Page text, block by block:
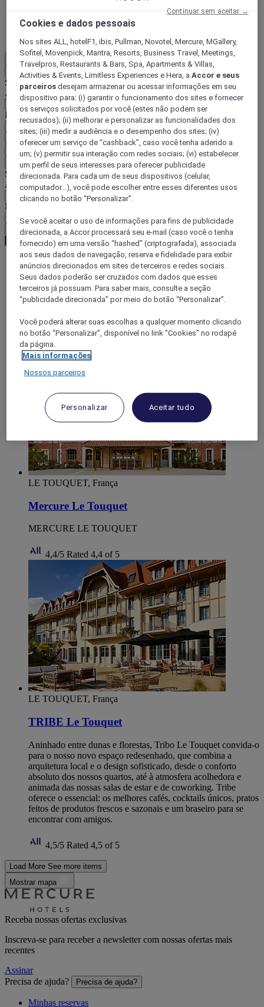
Mais
Voltar
Selecione seu país e idioma abaixo
Área geográfica
País/região-idioma
Confirmar meu país e idioma
EUR (€)
Voltar
Selecione sua moeda abaixo
Área geográfica
Moeda
Confirmar minha moeda
World
Europe
France
PAS-DE-CALAIS
Le Touquet
LE TOUQUET, França
Mercure Le Touquet
MERCURE LE TOUQUET
4,4/5 Rated 4,4 of 5
LE TOUQUET, França
TRIBE Le Touquet
Aninhado entre dunas e florestas, Tribo Le Touquet convida-o
para o nosso novo espaço redesenhado, que combina a
arquitetura local e o design sofisticado, desde o conforto
absoluto dos nossos quartos, até à atmosfera acolhedora e
animada das nossas salas de estar e de coworking. Tribe
oferece o essencial: os melhores cafés, cocktails únicos, pratos
feitos de produtos frescos e sazonais e um braseiro para se
encontrar com amigos.
4,5/5 Rated 4,5 of 5
Load More See more items
Mostrar mapa
Receba nossas ofertas exclusivas
Inscreva-se para receber a newsletter com nossas ofertas mais
recentes
Assinar
Precisa de ajuda?
Precisa de ajuda?
Minhas reservas
Cookies e dados pessoais
Nos sites ALL, hotelF1, ibis, Pullman, Novotel, Mercure, MGallery,
Sofitel, Movenpick, Mantra, Resorts, Business Travel, Meetings,
Travelpros, Restaurants & Bars, Spa, Apartments & Villas,
Activities & Events, Limitless Experiences e Hera, aAccor e seus
parceiros desejam armazenar ou acessar informações em seu
dispositivo para: (i) garantir o funcionamento dos sites e fornecer
os serviços solicitados por você (estes não podem ser
recusados); (ii) melhorar e personalizar as funcionalidades dos
sites; (iii) medir a audiência e o desempenho dos sites; (iv)
oferecer um serviço de “cashback”, caso você tenha aderido a
um; (v) permitir sua interação com redes sociais; (vi) estabelecer
um perfil de seus interesses para oferecer publicidade
direcionada. Para cada um de seus dispositivos (celular,
computador...), você pode escolher entre esses diferentes usos
clicando no botão “Personalizar”.
Se você aceitar o uso de informações para fins de publicidade
direcionada, a Accor processará seu e-mail (caso você o tenha
fornecido) em uma versão “hashed” (criptografada), associada
aos seus dados de navegação, reserva e fidelidade para exibir
anúncios direcionados em sites de terceiros e redes sociais.
Seus dados poderão ser cruzados com dados que esses
terceiros já possuam. Para saber mais, consulte a seção
“publicidade direcionada” por meio do botão “Personalizar”.
Você poderá alterar suas escolhas a qualquer momento clicando
no botão “Personalizar”, disponível no link "Cookies" no rodapé
da página.
Mais informações
Nossos parceiros
Personalizar Aceitar tudo
Continuar sem aceitar →